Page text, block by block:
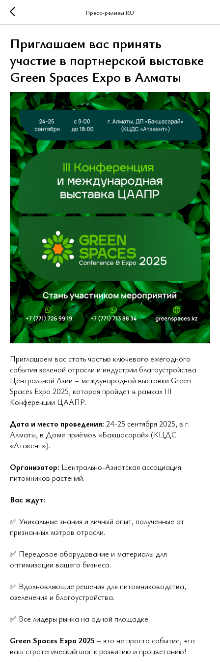
Пресс-релизы RU
Приглашаем вас принять
участие в партнерской выставке
Green Spaces Expo в Алматы
Приглашаем вас стать частью ключевого ежегодного
события зеленой отрасли и индустрии благоустройства
Центральной Азии – международной выставки Green
Spaces Expo 2025, которая пройдет в рамках III
Конференции ЦААПР.
Дата и место проведения: 24-25 сентября 2025, в г.
Алматы, в Доме приёмов «Бакшасарай» (КЦДС
«Атакент»).
Организатор: Центрально-Азиатская ассоциация
питомников растений.
Вас ждут:
✅ Уникальные знания и личный опыт, полученные от
признанных мэтров отрасли.
✅ Передовое оборудование и материалы для
оптимизации вашего бизнеса.
✅ Вдохновляющие решения для питомниководства,
озеленения и благоустройства.
✅ Все лидеры рынка на одной площадке.
Green Spaces Expo 2025 – это не просто событие, это
ваш стратегический шаг к развитию и процветанию!